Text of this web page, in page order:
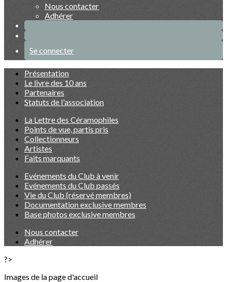
Nous contacter
Adhérer
Se connecter
Présentation
Le livre des 10 ans
Partenaires
Statuts de l'association
La Lettre des Céramophiles
Points de vue, partis pris
Collectionneurs
Artistes
Faits marquants
Evénements du Club à venir
Evénements du Club passés
Vie du Club (réservé membres)
Documentation exclusive membres
Base photos exclusive membres
Nous contacter
Adhérer
?>
Images de la page d'accueil